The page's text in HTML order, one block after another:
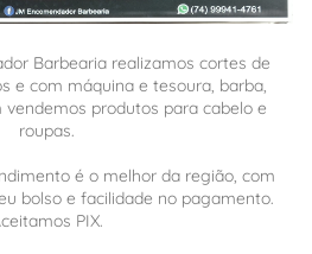
Barbearia realizamos cortes de
e com máquina e tesoura, barba,
produtos para cabelo e
roupas.
é o melhor da região, com
bolso e facilidade no pagamento.
PIX.